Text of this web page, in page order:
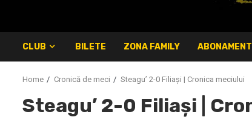
CLUB BILETE ZONA FAMILY
Home Cronică de meci Steagu’ 2-0 Filiaşi | Cronica meciului
Steagu’ 2-0 Filiaşi |